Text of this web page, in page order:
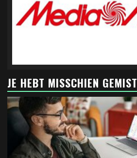
JE HEBT MISSCHIEN GEMIST